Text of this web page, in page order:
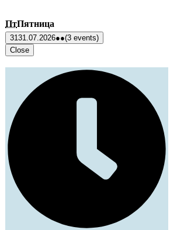
ПтПятница
3131.07.2026●●(3 events)
Close